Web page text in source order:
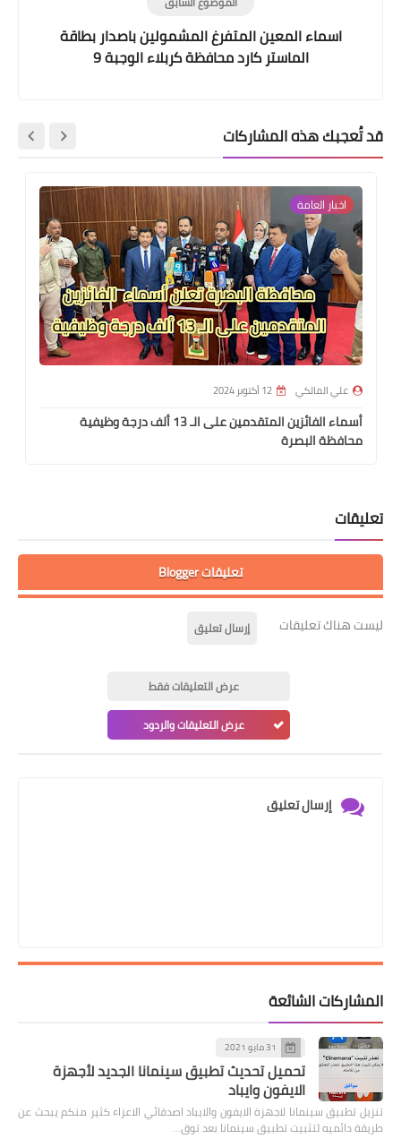
اسماء المعين المتفرغ المشمولين باصدار بطاقة
الماستر كارد محافظة كربلاء الوجبة 9
قد تُعجبك هذه المشاركات
اخبار العامة
علي المالكي 12 أكتوبر 2024
أسماء الفائزين المتقدمين على الـ 13 ألف درجة وظيفية
محافظة البصرة
تعليقات
تعليقات Blogger
ليست هناك تعليقات إرسال تعليق
عرض التعليقات فقط
عرض التعليقات والردود
إرسال تعليق
المشاركات الشائعة
31 مايو 2021
تحميل تحديث تطبيق سينمانا الجديد لأجهزة
الايفون وايباد
تنزيل تطبيق سينمانا لاجهزة الايفون والايباد اصدقائي الاعزاء كثير منكم يبحث عن
طريقة دائميه لتثبيت تطبيق سينمانا بعد توق…